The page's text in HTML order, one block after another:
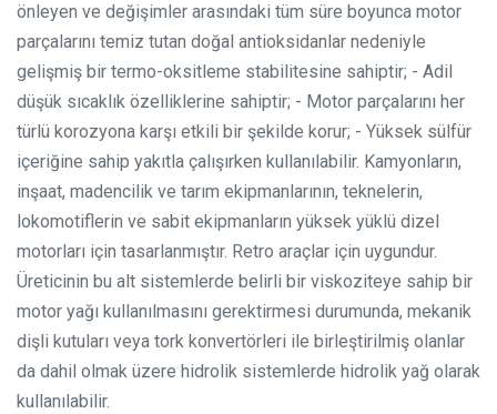
önleyen ve değişimler arasındaki tüm süre boyunca motor
parçalarını temiz tutan doğal antioksidanlar nedeniyle
gelişmiş bir termo-oksitleme stabilitesine sahiptir; - Adil
düşük sıcaklık özelliklerine sahiptir; - Motor parçalarını her
türlü korozyona karşı etkili bir şekilde korur; - Yüksek sülfür
içeriğine sahip yakıtla çalışırken kullanılabilir. Kamyonların,
inşaat, madencilik ve tarım ekipmanlarının, teknelerin,
lokomotiflerin ve sabit ekipmanların yüksek yüklü dizel
motorları için tasarlanmıştır. Retro araçlar için uygundur.
Üreticinin bu alt sistemlerde belirli bir viskoziteye sahip bir
motor yağı kullanılmasını gerektirmesi durumunda, mekanik
dişli kutuları veya tork konvertörleri ile birleştirilmiş olanlar
da dahil olmak üzere hidrolik sistemlerde hidrolik yağ olarak
kullanılabilir.